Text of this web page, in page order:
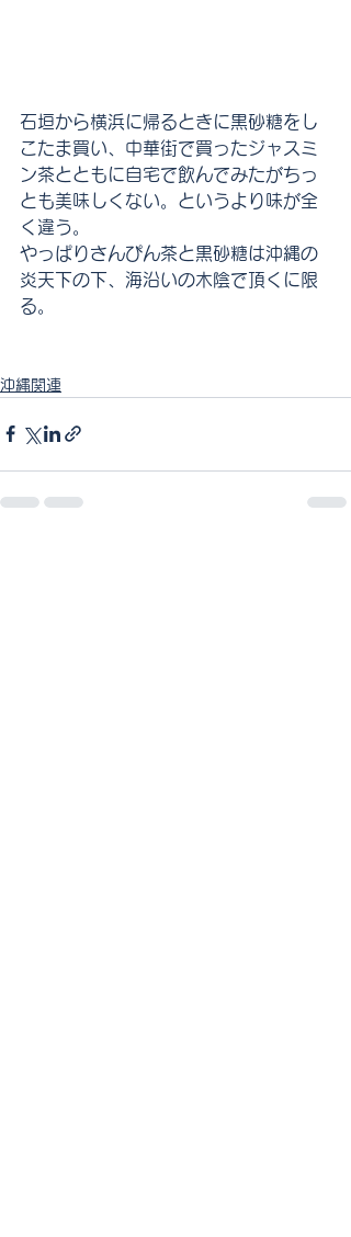
石垣から横浜に帰るときに黒砂糖をし
こたま買い、中華街で買ったジャスミ
ン茶とともに自宅で飲んでみたがちっ
とも美味しくない。というより味が全
く違う。
やっぱりさんぴん茶と黒砂糖は沖縄の
炎天下の下、海沿いの木陰で頂くに限
る。
沖縄関連